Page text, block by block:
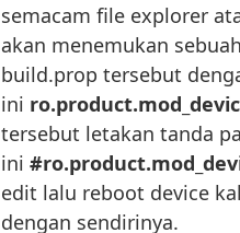
semacam file explorer
akan menemukan
build.prop tersebut
ini
tersebut letakan tanda
ini
edit lalu reboot device
dengan sendirinya.